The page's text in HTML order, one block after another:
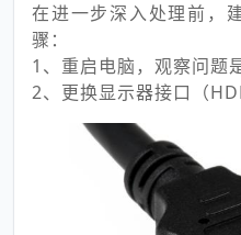
在进一步深入处理前，
骤：
1、重启电脑，观察问题
2、更换显示器接口（